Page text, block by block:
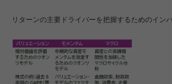
リターンの主要ドライバーを把握するためのイン